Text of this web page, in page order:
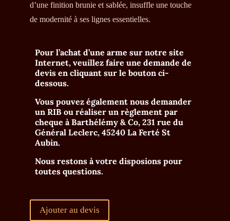
d’une finition brunie et sablée, insuffle une touche
de modernité à ses lignes essentielles.
Pour l’achat d’une arme sur notre site
Internet, veuillez faire une demande de
devis en cliquant sur le bouton ci-
dessous.
Vous pouvez également nous demander
un RIB ou réaliser un règlement par
cheque àBarthélémy & Co, 231 rue du
Général Leclerc, 45240 La Ferté St
Aubin.
Nous restons à votre disposions pour
toutes questions.
Ajouter au devis